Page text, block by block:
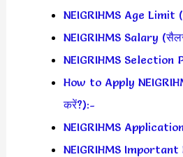
NEIGRIHMS Age Limit
NEIGRIHMS Salary
NEIGRIHMS Selection
How to Apply
करें?):-
NEIGRIHMS
NEIGRIHMS Important